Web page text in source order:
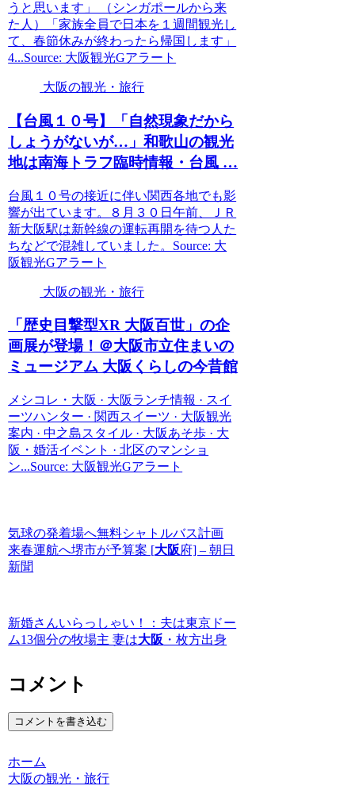
うと思います」 （シンガポールから来
た人）「家族全員で日本を１週間観光し
て、春節休みが終わったら帰国します」
4...Source: 大阪観光Gアラート
大阪の観光・旅行
【台風１０号】「自然現象だから
しょうがないが…」和歌山の観光
地は南海トラフ臨時情報・台風 …
台風１０号の接近に伴い関西各地でも影
響が出ています。８月３０日午前、ＪＲ
新大阪駅は新幹線の運転再開を待つ人た
ちなどで混雑していました。Source: 大
阪観光Gアラート
大阪の観光・旅行
「歴史目撃型XR 大阪百世」の企
画展が登場！＠大阪市立住まいの
ミュージアム 大阪 くらしの今昔館
メシコレ・大阪 · 大阪ランチ情報 · スイ
ーツハンター · 関西スイーツ · 大阪観光
案内 · 中之島スタイル · 大阪あそ歩 · 大
阪・婚活イベント · 北区のマンショ
ン...Source: 大阪観光Gアラート
気球の発着場へ無料シャトルバス計画
来春運航へ堺市が予算案 [大阪府] – 朝日
新聞
新婚さんいらっしゃい！：夫は東京ドー
ム13個分の牧場主 妻は大阪 ・枚方出身
コメント
コメントを書き込む
ホーム
大阪の観光・旅行